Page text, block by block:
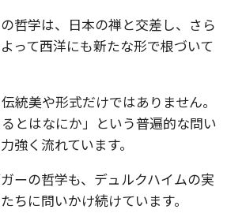
哲学は、日本の禅と交差し、さら
って西洋にも新たな形で根づいて
統美や形式だけではありません。
とはなにか」という普遍的な問い
強く流れています。
ーの哲学も、デュルクハイムの実
ちに問いかけ続けています。